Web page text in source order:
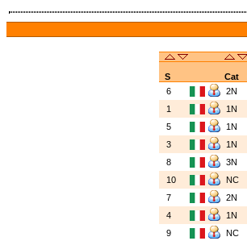
S Cat
6
2N
1
1N
5
1N
3
1N
8
3N
10
NC
7
2N
4
1N
9
NC